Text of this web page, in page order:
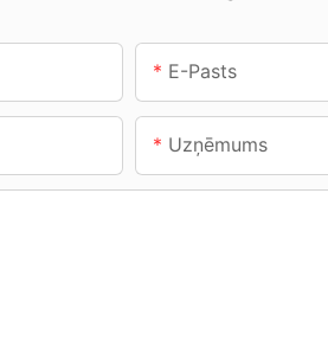
E-Pasts
Uzņēmums